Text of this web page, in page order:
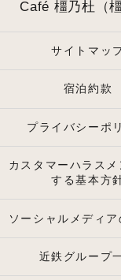
Café 橿乃杜（
サイトマッ
宿泊約款
プライバシーポ
カスタマーハラス
する基本方
ソーシャルメディア
近鉄グループ